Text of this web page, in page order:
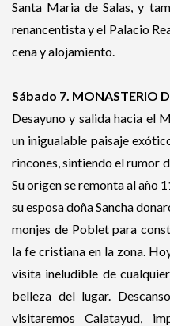
Santa Maria de Salas, y
renancentista y el Palacio
cena y alojamiento.
Sábado 7. MONASTERIO
Desayuno y salida hacia el
un inigualable paisaje
rincones, sintiendo el rumor
Su origen se remonta al año
su esposa doña Sancha
monjes de Poblet para
la fe cristiana en la zona.
visita ineludible de
belleza del lugar.
visitaremos Calatayud,